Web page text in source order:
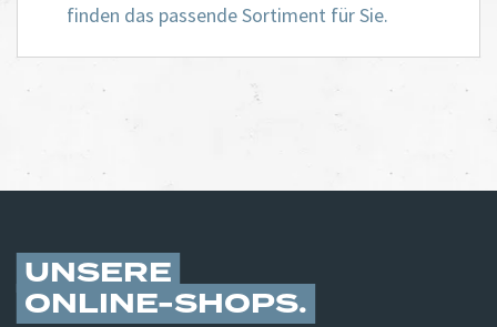
finden das passende Sortiment für Sie.
UNSERE
ONLINE-SHOPS